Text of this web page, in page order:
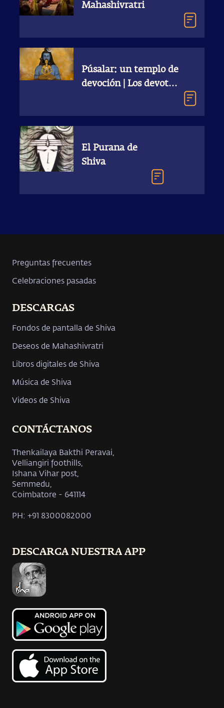
Mahashivratri
Púsalar: un templo de
devoción | Los devotos
El Purana de
Shiva
Preguntas frecuentes
Celebraciones pasadas
DESCARGAS
Fondos de pantalla de Shiva
Deseos de Mahashivratri
Libros digitales de Shiva
Música de Shiva
Videos de Shiva
CONTÁCTANOS
Thenkailaya Bakthi Peravai,
Velliangiri foothills,
Ishana Vihar post,
Semmedu,
Coimbatore - 641114
PH: +91 8300082000
DESCARGA NUESTRA APP